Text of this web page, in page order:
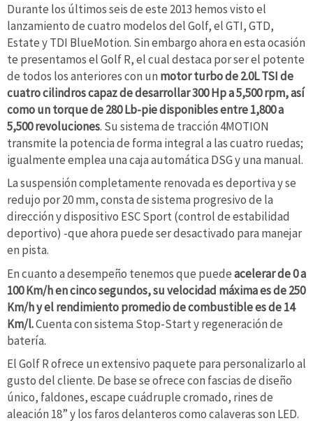
Durante los últimos seis de este 2013 hemos visto el
lanzamiento de cuatro modelos del Golf, el GTI, GTD,
Estate y TDI BlueMotion. Sin embargo ahora en esta ocasión
te presentamos el Golf R, el cual destaca por ser el potente
de todos los anteriores con un motor turbo de 2.0L TSI de
cuatro cilindros capaz de desarrollar 300 Hp a 5,500 rpm, así
como un torque de 280 Lb-pie disponibles entre 1,800 a
5,500 revoluciones. Su sistema de tracción 4MOTION
transmite la potencia de forma integral a las cuatro ruedas;
igualmente emplea una caja automática DSG y una manual.
La suspensión completamente renovada es deportiva y se
redujo por 20 mm, consta de sistema progresivo de la
dirección y dispositivo ESC Sport (control de estabilidad
deportivo) -que ahora puede ser desactivado para manejar
en pista.
En cuanto a desempeño tenemos que puedeacelerar de 0 a
100 Km/h en cinco segundos, su velocidad máxima es de 250
Km/h y el rendimiento promedio de combustible es de 14
Km/l.Cuenta con sistema Stop-Start y regeneración de
batería.
El Golf R ofrece un extensivo paquete para personalizarlo al
gusto del cliente. De base se ofrece con fascias de diseño
único, faldones, escape cuádruple cromado, rines de
aleación 18” y los faros delanteros como calaveras son LED.